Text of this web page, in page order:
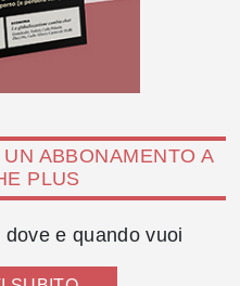
ABBONAMENTO A
PLUS
e quando vuoi